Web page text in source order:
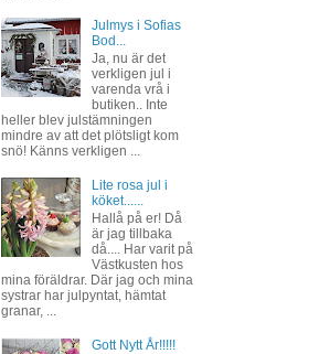
Julmys i Sofias
Bod...
Ja, nu är det
verkligen jul i
varenda vrå i
butiken.. Inte
heller blev julstämningen
mindre av att det plötsligt kom
snö! Känns verkligen ...
Lite rosa jul i
köket......
Hallå på er! Då
är jag tillbaka
då.... Har varit på
Västkusten hos
mina föräldrar. Där jag och mina
systrar har julpyntat, hämtat
granar, ...
Gott Nytt År!!!!!